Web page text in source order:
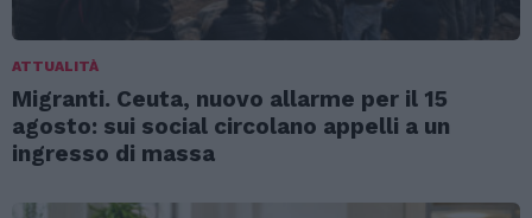
ATTUALITÀ
Migranti. Ceuta, nuovo allarme per il 15
agosto: sui social circolano appelli a un
ingresso di massa